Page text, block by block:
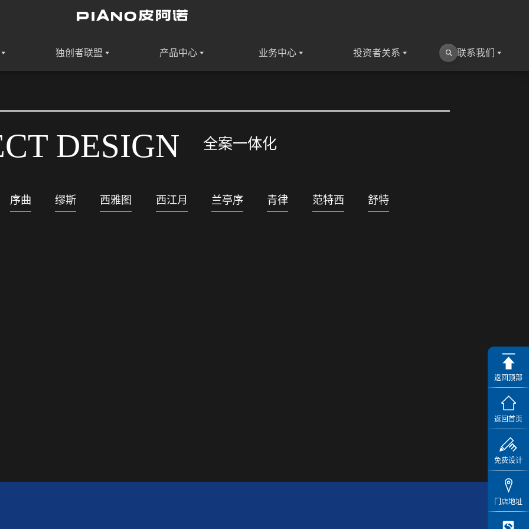
独创者联盟 产品中心 业务中心 投资者关系 联系我们
DESIGN 全案一体化
序曲 缪斯 西雅图 西江月 兰亭序 青律 范特西 舒特
返回顶部
返回首页
免费设计
门店地址